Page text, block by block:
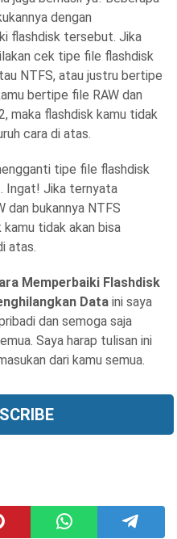
dengan
flashdisk tersebut. Jika
cek tipe file flashdisk
NTFS, atau justru bertipe
bertipe file RAW dan
maka flashdisk kamu tidak
cara di atas.
tipe file flashdisk
Ingat! Jika ternyata
dan bukannya NTFS
tidak akan bisa
atas.
Memperbaiki Flashdisk
Data ini saya
dan semoga saja
Saya harap tulisan ini
dari kamu semua.